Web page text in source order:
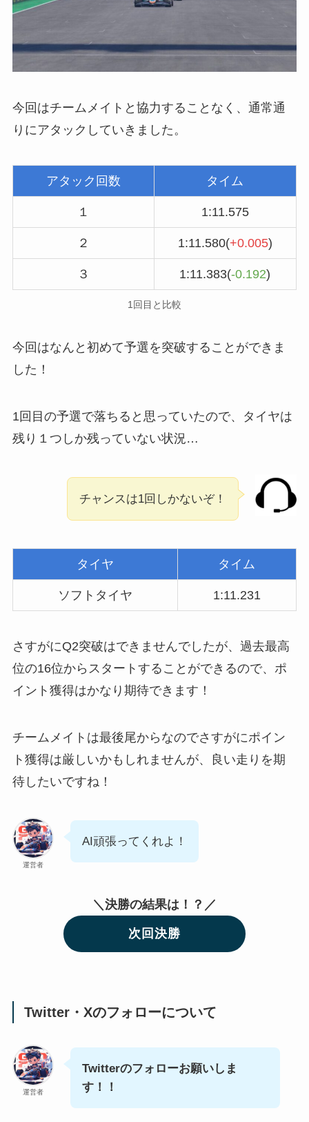
今回はチームメイトと協力することなく、通常通
りにアタックしていきました。
アタック回数 タイム
１ 1:11.575
２ 1:11.580(+0.005)
３ 1:11.383(-0.192)
1回目と比較
今回はなんと初めて予選を突破することができま
した！
1回目の予選で落ちると思っていたので、タイヤは
残り１つしか残っていない状況…
チャンスは1回しかないぞ！
タイヤ タイム
ソフトタイヤ 1:11.231
さすがにQ2突破はできませんでしたが、過去最高
位の16位からスタートすることができるので、ポ
イント獲得はかなり期待できます！
チームメイトは最後尾からなのでさすがにポイン
ト獲得は厳しいかもしれませんが、良い走りを期
待したいですね！
運営者
AI頑張ってくれよ！
＼決勝の結果は！？／
次回決勝
Twitter・Xのフォローについて
運営者
Twitterのフォローお願いしま
す！！